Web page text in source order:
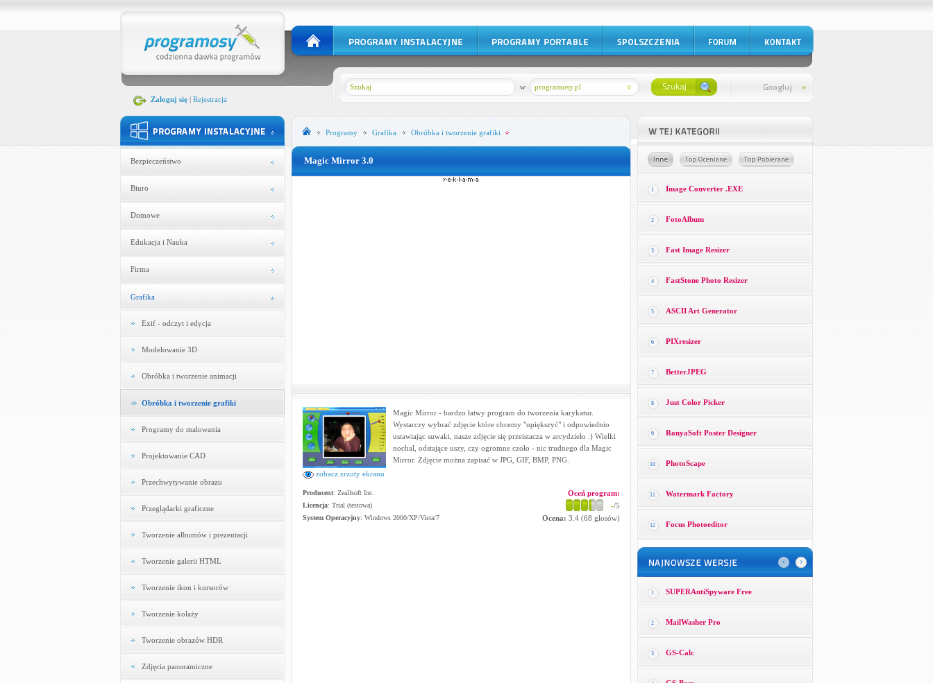
Zaloguj się| Rejestracja
programosy.pl
w
Bezpieczeństwo
Biuro
Domowe
Edukacja i Nauka
Firma
Grafika
Exif - odczyt i edycja
Modelowanie 3D
Obróbka i tworzenie animacji
Obróbka i tworzenie grafiki
Programy do malowania
Projektowanie CAD
Przechwytywanie obrazu
Przeglądarki graficzne
Tworzenie albumów i prezentacji
Tworzenie galerii HTML
Tworzenie ikon i kursorów
Tworzenie kolaży
Tworzenie obrazów HDR
Zdjęcia panoramiczne
Programy Grafika Obróbka i tworzenie grafiki
Magic Mirror 3.0
zobacz zrzuty ekranu
Magic Mirror - bardzo łatwy program do tworzenia karykatur.
Wystarczy wybrać zdjęcie które chcemy "upiększyć" i odpowiednio
ustawiając suwaki, nasze zdjęcie się przeistacza w arcydzieło :) Wielki
nochal, odstające uszy, czy ogromne czoło - nic trudnego dla Magic
Mirror. Zdjęcie można zapisać w JPG, GIF, BMP, PNG.
Producent: Zeallsoft Inc.
Licencja: Trial (testowa)
System Operacyjny: Windows 2000/XP/Vista/7
Oceń program:
-/5
Ocena: 3.4(68 głosów)
1 Image Converter .EXE
2 FotoAlbum
3 Fast Image Resizer
4 FastStone Photo Resizer
5 ASCII Art Generator
6 PIXresizer
7 BetterJPEG
8 Just Color Picker
9 RonyaSoft Poster Designer
10 PhotoScape
11 Watermark Factory
12 Focus Photoeditor
1 SUPERAntiSpyware Free
2 MailWasher Pro
3 GS-Calc